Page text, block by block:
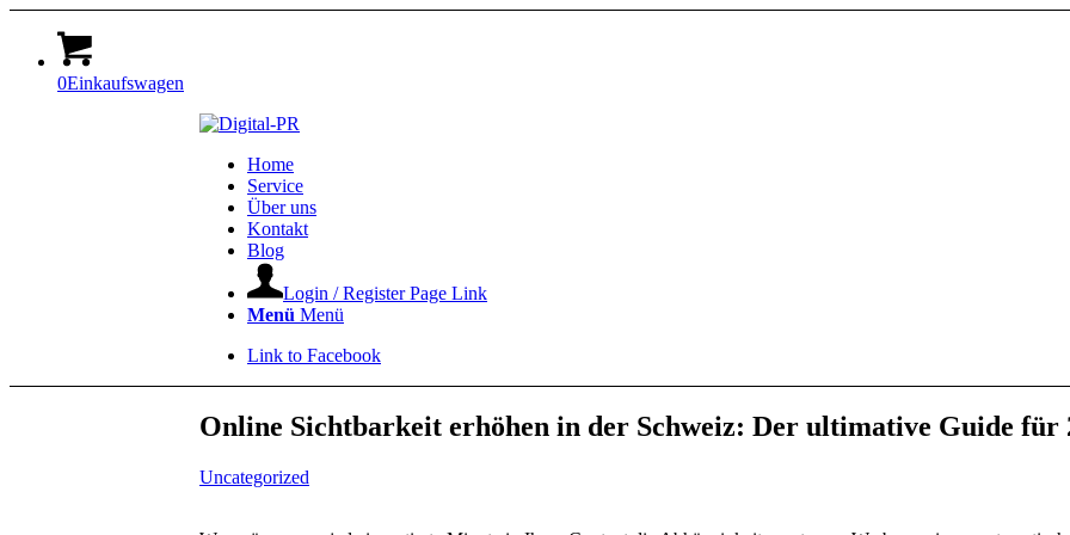
0Einkaufswagen
Home
Service
Über uns
Kontakt
Blog
Login / Register Page Link
Menü Menü
Link to Facebook
Online Sichtbarkeit erhöhen in der Schweiz: Der ultimative Guide für
Uncategorized